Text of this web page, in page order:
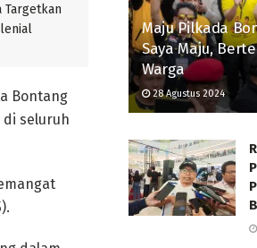
Targetkan
Bontang
seluruh
Maju Pilkada
Saya Maju,
Warga
28 Agustus 2024